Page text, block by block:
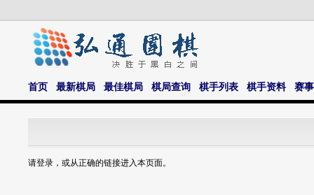
首页 最新棋局 最佳棋局 棋局查询 棋手列表 棋手资料 赛
请登录，或从正确的链接进入本页面。